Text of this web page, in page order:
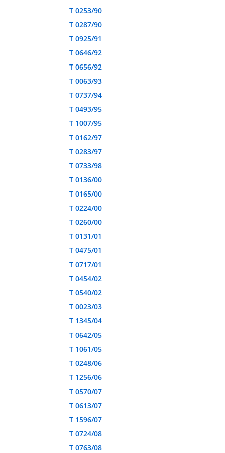
T 0253/90
T 0287/90
T 0925/91
T 0646/92
T 0656/92
T 0063/93
T 0737/94
T 0493/95
T 1007/95
T 0162/97
T 0283/97
T 0733/98
T 0136/00
T 0165/00
T 0224/00
T 0260/00
T 0131/01
T 0475/01
T 0717/01
T 0454/02
T 0540/02
T 0023/03
T 1345/04
T 0642/05
T 1061/05
T 0248/06
T 1256/06
T 0570/07
T 0613/07
T 1596/07
T 0724/08
T 0763/08